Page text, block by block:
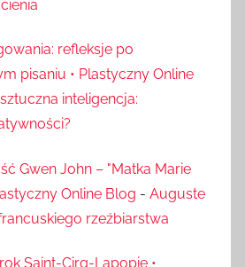
refleksje po
pisaniu • Plastyczny Online
inteligencja:
Gwen John – "Matka Marie
Online Blog - Auguste
rzeźbiarstwa
Saint-Cirq-Lapopie •